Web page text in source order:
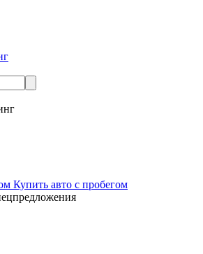
Купить авто с пробегом